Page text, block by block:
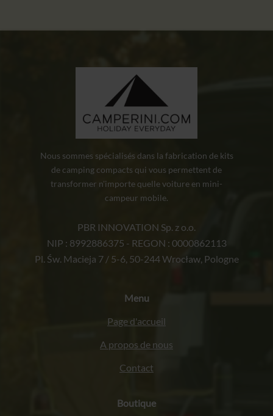
Nous sommes spécialisés dans la fabrication de kits
de camping compacts qui vous permettent de
transformer n'importe quelle voiture en mini-
campeur mobile.
PBR INNOVATION Sp. z o.o.
NIP : 8992886375 - REGON : 0000862113
Pl. Św. Macieja 7 / 5-6, 50-244 Wrocław, Pologne
Menu
Page d'accueil
A propos de nous
Contact
Boutique